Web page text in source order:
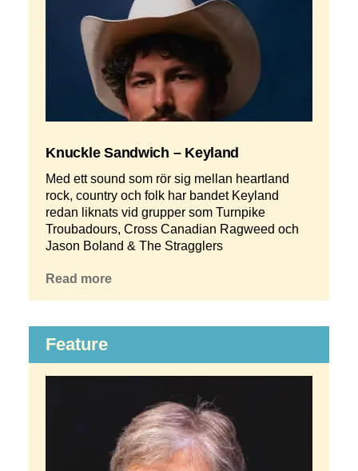
Knuckle Sandwich – Keyland
Med ett sound som rör sig mellan heartland
rock, country och folk har bandet Keyland
redan liknats vid grupper som Turnpike
Troubadours, Cross Canadian Ragweed och
Jason Boland & The Stragglers
Read more
Feature